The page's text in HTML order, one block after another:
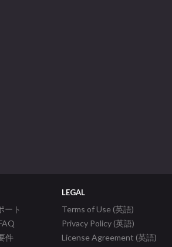
ート
件
LEGAL
Terms of Use (英語)
Privacy Policy (英語)
License Agreement (英語)